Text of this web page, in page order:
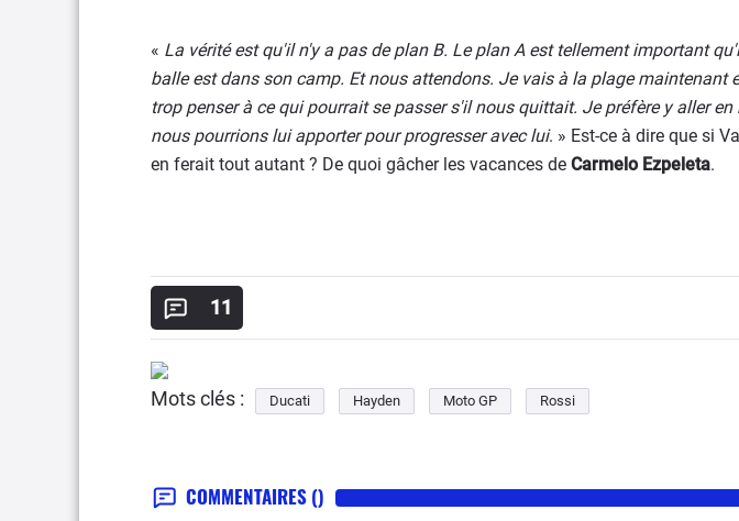
« La vérité est qu'il n'y a pas de plan B. Le plan A est tellement important
balle est dans son camp. Et nous attendons. Je vais à la plage maintenant
trop penser à ce qui pourrait se passer s'il nous quittait. Je préfère y aller
nous pourrions lui apporter pour progresser avec lui. » Est-ce à dire que si
en ferait tout autant ? De quoi gâcher les vacances de Carmelo Ezpeleta.
11
Mots clés : Ducati Hayden Moto GP Rossi
COMMENTAIRES ()